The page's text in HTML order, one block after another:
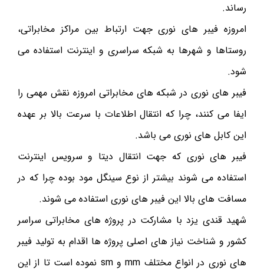
رساند.
امروزه فیبر های نوری جهت ارتباط بین مراکز مخابراتی،
روستاها و شهرها به شبکه سراسری و اینترنت استفاده می
شود.
فیبر های نوری در شبکه های مخابراتی امروزه نقش مهمی را
ایفا می کنند، چرا که انتقال اطلاعات با سرعت بالا بر عهده
این کابل های نوری می باشد.
فیبر های نوری که جهت انتقال دیتا و سرویس اینترنت
استفاده می شوند بیشتر از نوع سینگل مود بوده چرا که در
مسافت های بالا این فیبر های نوری استفاده می شوند.
شهید قندی یزد با مشارکت در پروژه های مخابراتی سراسر
کشور و شناخت نیاز های اصلی پروژه ها اقدام به تولید فیبر
های نوری در انواع مختلف mm و sm نموده است تا از این